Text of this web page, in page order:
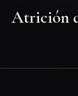
Atrición